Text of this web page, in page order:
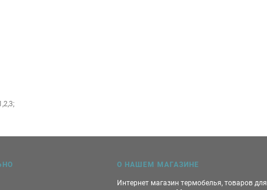
О НАШЕМ МАГАЗИНЕ
Интернет магазин термобелья, товаров для